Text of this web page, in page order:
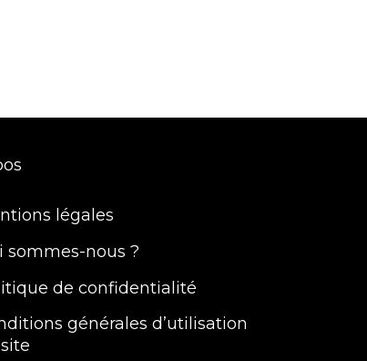
légales
sommes-nous ?
de confidentialité
générales d’utilisation